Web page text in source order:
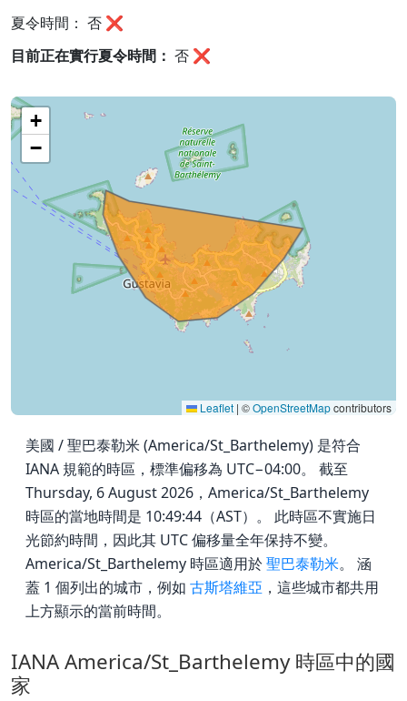
夏令時間： 否 ❌
目前正在實行夏令時間： 否 ❌
+
−
Leaflet | ©OpenStreetMapcontributors
美國 / 聖巴泰勒米 (America/St_Barthelemy) 是符合
IANA 規範的時區，標準偏移為 UTC−04:00。 截至
Thursday, 6 August 2026，America/St_Barthelemy
時區的當地時間是 10:49:44（AST）。 此時區不實施日
光節約時間，因此其 UTC 偏移量全年保持不變。
America/St_Barthelemy 時區適用於聖巴泰勒米。 涵
蓋 1 個列出的城市，例如 古斯塔維亞 ，這些城市都共用
上方顯示的當前時間。
IANA America/St_Barthelemy 時區中的國
家